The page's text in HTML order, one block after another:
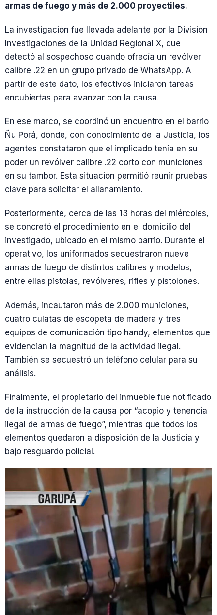
armas de fuego y más de 2.000 proyectiles.
La investigación fue llevada adelante por la División
Investigaciones de la Unidad Regional X, que
detectó al sospechoso cuando ofrecía un revólver
calibre .22 en un grupo privado de WhatsApp. A
partir de este dato, los efectivos iniciaron tareas
encubiertas para avanzar con la causa.
En ese marco, se coordinó un encuentro en el barrio
Ñu Porá, donde, con conocimiento de la Justicia, los
agentes constataron que el implicado tenía en su
poder un revólver calibre .22 corto con municiones
en su tambor. Esta situación permitió reunir pruebas
clave para solicitar el allanamiento.
Posteriormente, cerca de las 13 horas del miércoles,
se concretó el procedimiento en el domicilio del
investigado, ubicado en el mismo barrio. Durante el
operativo, los uniformados secuestraron nueve
armas de fuego de distintos calibres y modelos,
entre ellas pistolas, revólveres, rifles y pistolones.
Además, incautaron más de 2.000 municiones,
cuatro culatas de escopeta de madera y tres
equipos de comunicación tipo handy, elementos que
evidencian la magnitud de la actividad ilegal.
También se secuestró un teléfono celular para su
análisis.
Finalmente, el propietario del inmueble fue notificado
de la instrucción de la causa por “acopio y tenencia
ilegal de armas de fuego”, mientras que todos los
elementos quedaron a disposición de la Justicia y
bajo resguardo policial.